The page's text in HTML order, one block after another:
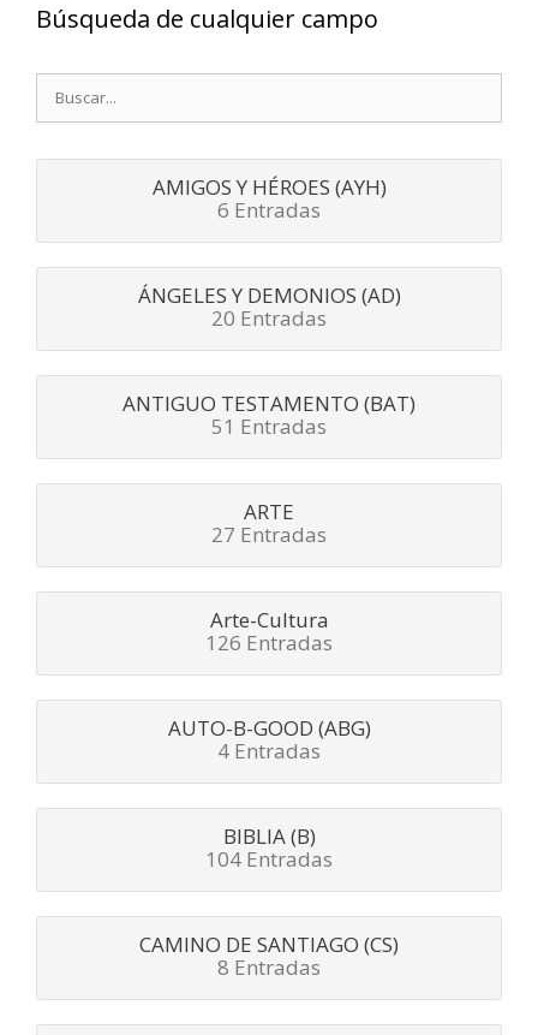
Búsqueda de cualquier campo
Buscar:
AMIGOS Y HÉROES (AYH)
6 Entradas
ÁNGELES Y DEMONIOS (AD)
20 Entradas
ANTIGUO TESTAMENTO (BAT)
51 Entradas
ARTE
27 Entradas
Arte-Cultura
126 Entradas
AUTO-B-GOOD (ABG)
4 Entradas
BIBLIA (B)
104 Entradas
CAMINO DE SANTIAGO (CS)
8 Entradas